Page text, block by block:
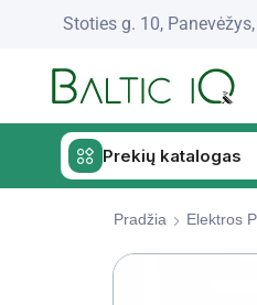
Stoties g. 10,
Prekių katalogas
Pradžia Elektros